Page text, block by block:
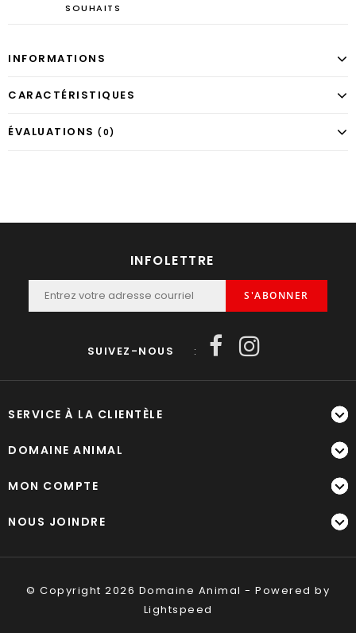
SOUHAITS
INFORMATIONS
CARACTÉRISTIQUES
ÉVALUATIONS (0)
INFOLETTRE
S'ABONNER
SUIVEZ-NOUS :
SERVICE À LA CLIENTÈLE
DOMAINE ANIMAL
MON COMPTE
NOUS JOINDRE
© Copyright 2026 Domaine Animal - Powered by
Lightspeed